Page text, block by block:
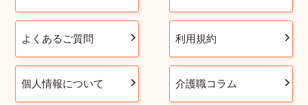
よくあるご質問 利用規約
個人情報について 介護職コラム